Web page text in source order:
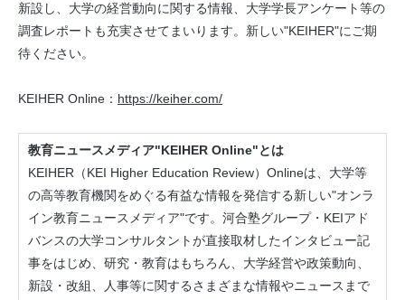
新設し、大学の経営動向に関する情報、大学学長アンケート等の
調査レポートも充実させてまいります。新しい"KEIHER"にご期
待ください。
KEIHER Online： https://keiher.com/
教育ニュースメディア"KEIHER Online"とは
KEIHER（KEI Higher Education Review）Onlineは、大学等
の高等教育機関をめぐる有益な情報を発信する新しい"オンラ
イン教育ニュースメディア"です。河合塾グループ・KEIアド
バンスの大学コンサルタントが直接取材したインタビュー記
事をはじめ、研究・教育はもちろん、大学経営や政策動向、
新設・改組、人事等に関するさまざまな情報やニュースまで